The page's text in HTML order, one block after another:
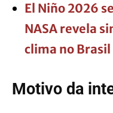
El Niño 2026
NASA revela
clima no Brasil
Motivo da